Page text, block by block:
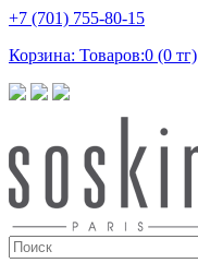
+7 (701) 755-80-15
Корзина: Товаров:0 (0 тг)